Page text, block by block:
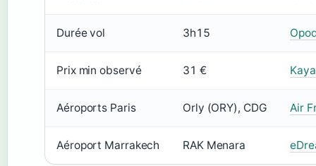
Durée vol 3h15
Prix min observé 31 €
Aéroports Paris Orly (ORY), CDG Air
Aéroport Marrakech RAK Menara